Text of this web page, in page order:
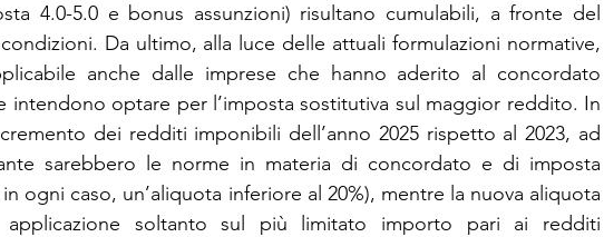
4.0-5.0 e bonus assunzioni) risultano cumulabili, a fronte del
Da ultimo, alla luce delle attuali formulazioni normative,
anche dalle imprese che hanno aderito al concordato
intendono optare per l’imposta sostitutiva sul maggior reddito. In
dei redditi imponibili dell’anno 2025 rispetto al 2023, ad
sarebbero le norme in materia di concordato e di imposta
ogni caso, un’aliquota inferiore al 20%), mentre la nuova aliquota
soltanto sul più limitato importo pari ai redditi